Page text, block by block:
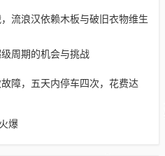
流浪汉依赖木板与破旧衣物维生
周期的机会与挑战
障，五天内停车四次，花费达
爆